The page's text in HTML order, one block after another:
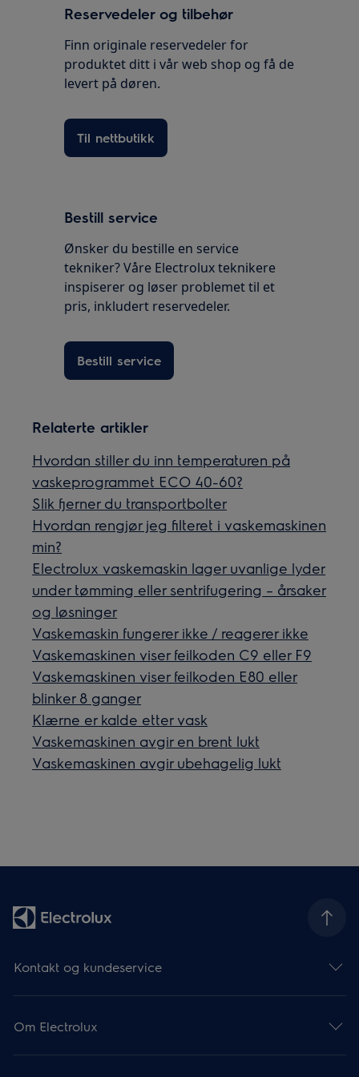
Reservedeler og tilbehør
Finn originale reservedeler for
produktet ditt i vår web shop og få de
levert på døren.
Til nettbutikk
Bestill service
Ønsker du bestille en service
tekniker? Våre Electrolux teknikere
inspiserer og løser problemet til et
pris, inkludert reservedeler.
Bestill service
Relaterte artikler
Hvordan stiller du inn temperaturen på
vaskeprogrammet ECO 40-60?
Slik fjerner du transportbolter
Hvordan rengjør jeg filteret i vaskemaskinen
min?
Electrolux vaskemaskin lager uvanlige lyder
under tømming eller sentrifugering – årsaker
og løsninger
Vaskemaskin fungerer ikke / reagerer ikke
Vaskemaskinen viser feilkoden C9 eller F9
Vaskemaskinen viser feilkoden E80 eller
blinker 8 ganger
Klærne er kalde etter vask
Vaskemaskinen avgir en brent lukt
Vaskemaskinen avgir ubehagelig lukt
Kontakt og kundeservice
Om Electrolux